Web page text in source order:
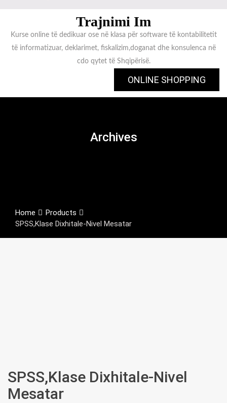
Trajnimi Im
Kurse online të dedikuar ose në klasa për software të kontabilitetit
të informatizuar, deklarimet, fiskalizim,doganat dhe konsulenca në
cdo qytet të Shqipërisë.
ONLINE SHOPPING
Archives
Home
Products
SPSS,Klase Dixhitale-Nivel Mesatar
SPSS,Klase Dixhitale-Nivel
Mesatar